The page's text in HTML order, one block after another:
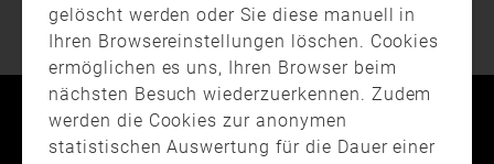
Woche, ist die …
Bränden …
Kontakt Impressum Datenschutz
gelöscht werden oder Sie diese manuell in
Ihren Browsereinstellungen löschen. Cookies
ermöglichen es uns, Ihren Browser beim
nächsten Besuch wiederzuerkennen. Zudem
werden die Cookies zur anonymen
statistischen Auswertung für die Dauer einer